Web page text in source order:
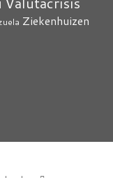
Ziekenhuizen